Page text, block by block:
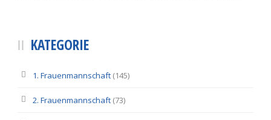
KATEGORIE
1. Frauenmannschaft (145)
2. Frauenmannschaft (73)